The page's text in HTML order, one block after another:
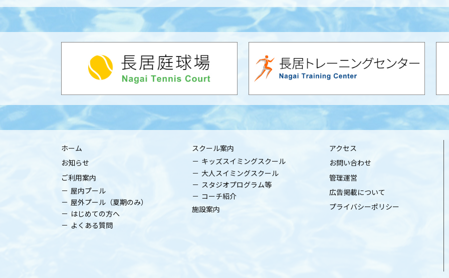
ホーム
お知らせ
ご利用案内
屋内プール
屋外プール（夏期のみ）
はじめての方へ
よくある質問
スクール案内
キッズスイミングスクール
大人スイミングスクール
スタジオプログラム等
コーチ紹介
施設案内
アクセス
お問い合わせ
管理運営
広告掲載について
プライバシーポリシー